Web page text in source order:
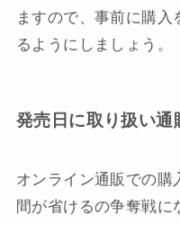
ますので、事前に購
るようにしましょう。
発売日に取り扱い通
オンライン通販での購
間が省けるの争奪戦に